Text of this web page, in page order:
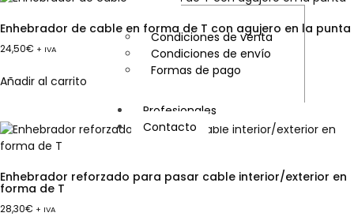
Condiciones de venta
Condiciones de envío
Formas de pago
Profesionales
Contacto
Enhebrador de cable en forma de T con agujero en la punta
24,50€ + IVA
Añadir al carrito
Enhebrador reforzado para pasar cable interior/exterior en
forma de T
28,30€ + IVA